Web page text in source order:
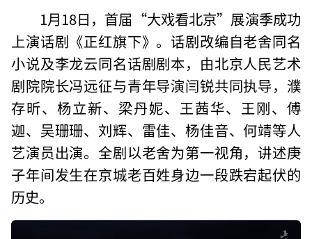
1月18日，首届“大戏看北京”展演季成功
上演话剧《正红旗下》。话剧改编自老舍同名
小说及李龙云同名话剧剧本，由北京人民艺术
剧院院长冯远征与青年导演闫锐共同执导，濮
存昕、杨立新、梁丹妮、王茜华、王刚、傅
迦、吴珊珊、刘辉、雷佳、杨佳音、何靖等人
艺演员出演。全剧以老舍为第一视角，讲述庚
子年间发生在京城老百姓身边一段跌宕起伏的
历史。